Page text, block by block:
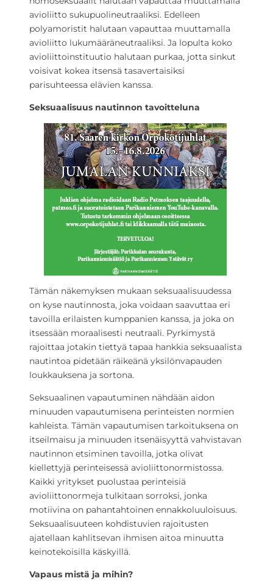
avioliitto sukupuolineutraaliksi. Edelleen
polyamoristit halutaan vapauttaa muuttamalla
avioliitto lukumääräneutraaliksi. Ja lopulta koko
avioliittoinstituutio halutaan purkaa, jotta sinkut
voisivat kokea itsensä tasavertaisiksi
parisuhteessa elävien kanssa.
Seksuaalisuus nautinnon tavoitteluna
Tämän näkemyksen mukaan seksuaalisuudessa
on kyse nautinnosta, joka voidaan saavuttaa eri
tavoilla erilaisten kumppanien kanssa, ja joka on
itsessään moraalisesti neutraali. Pyrkimystä
rajoittaa jotakin tiettyä tapaa hankkia seksuaalista
nautintoa pidetään räikeänä yksilönvapauden
loukkauksena ja sortona.
Seksuaalinen vapautuminen nähdään aidon
minuuden vapautumisena perinteisten normien
kahleista. Tämän vapautumisen tarkoituksena on
itseilmaisu ja minuuden itsenäisyyttä vahvistavan
nautinnon etsiminen tavoilla, jotka olivat
kiellettyjä perinteisessä avioliittonormistossa.
Kaikki yritykset puolustaa perinteisiä
avioliittonormeja tulkitaan sorroksi, jonka
motiivina on pahantahtoinen ennakkoluuloisuus.
Seksuaalisuuteen kohdistuvien rajoitusten
ajatellaan kahlitsevan ihmisen aitoa minuutta
keinotekoisilla käskyillä.
Vapaus mistä ja mihin?